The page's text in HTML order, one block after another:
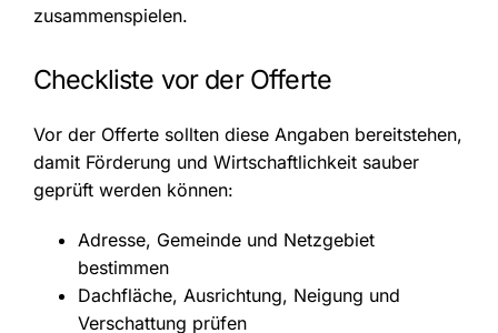
zusammenspielen.
Checkliste vor der Offerte
Vor der Offerte sollten diese Angaben bereitstehen,
damit Förderung und Wirtschaftlichkeit sauber
geprüft werden können:
Adresse, Gemeinde und Netzgebiet
bestimmen
Dachfläche, Ausrichtung, Neigung und
Verschattung prüfen